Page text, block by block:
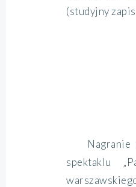
(studyjny
spektaklu